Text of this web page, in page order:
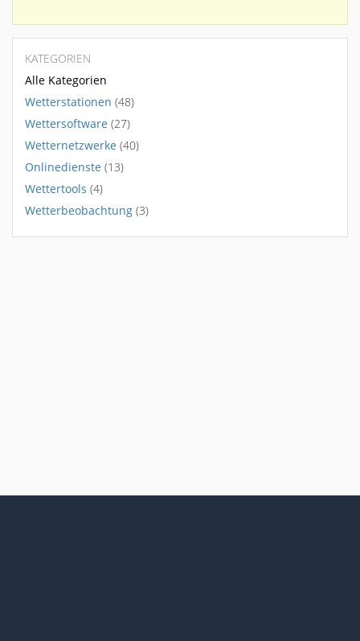
KATEGORIEN
Alle Kategorien
Wetterstationen (48)
Wettersoftware (27)
Wetternetzwerke (40)
Onlinedienste (13)
Wettertools (4)
Wetterbeobachtung (3)